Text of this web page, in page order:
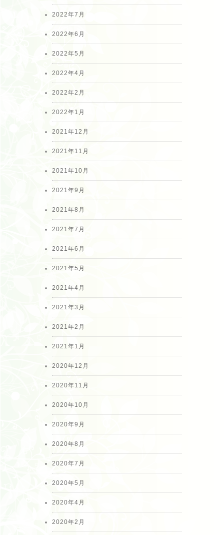
2022年7月
2022年6月
2022年5月
2022年4月
2022年2月
2022年1月
2021年12月
2021年11月
2021年10月
2021年9月
2021年8月
2021年7月
2021年6月
2021年5月
2021年4月
2021年3月
2021年2月
2021年1月
2020年12月
2020年11月
2020年10月
2020年9月
2020年8月
2020年7月
2020年5月
2020年4月
2020年2月